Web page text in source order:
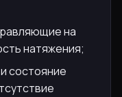
на
натяжения;
состояние